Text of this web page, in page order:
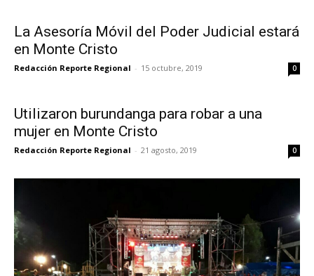
La Asesoría Móvil del Poder Judicial estará
en Monte Cristo
Redacción Reporte Regional - 15 octubre, 2019 0
Utilizaron burundanga para robar a una
mujer en Monte Cristo
Redacción Reporte Regional - 21 agosto, 2019 0